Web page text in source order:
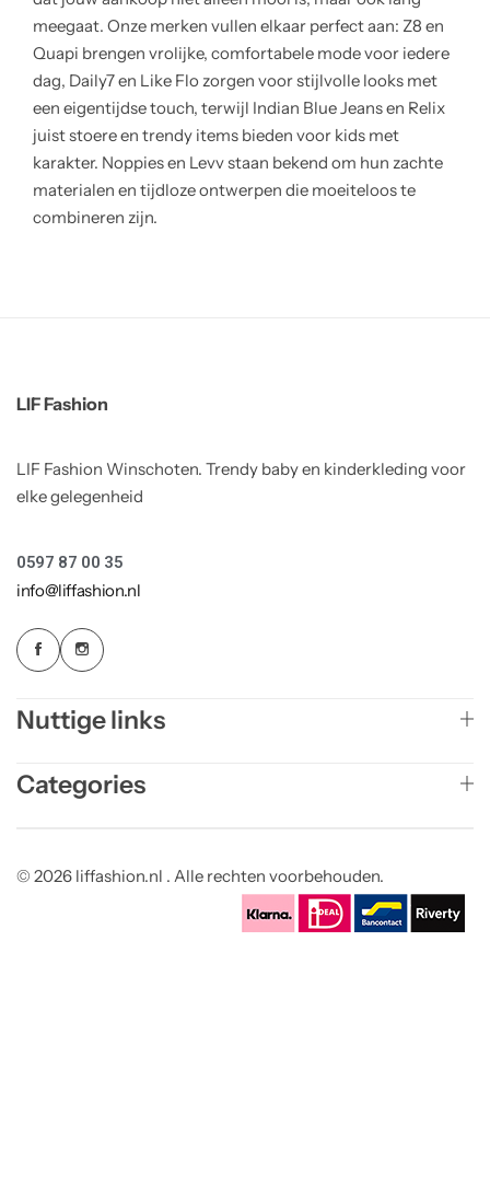
meegaat. Onze merken vullen elkaar perfect aan: Z8 en
Quapi brengen vrolijke, comfortabele mode voor iedere
dag, Daily7 en Like Flo zorgen voor stijlvolle looks met
een eigentijdse touch, terwijl Indian Blue Jeans en Relix
juist stoere en trendy items bieden voor kids met
karakter. Noppies en Levv staan bekend om hun zachte
materialen en tijdloze ontwerpen die moeiteloos te
combineren zijn.
LIF Fashion
LIF Fashion Winschoten. Trendy baby en kinderkleding voor
elke gelegenheid
0597 87 00 35
info@liffashion.nl
Nuttige links
Categories
© 2026 liffashion.nl . Alle rechten voorbehouden.